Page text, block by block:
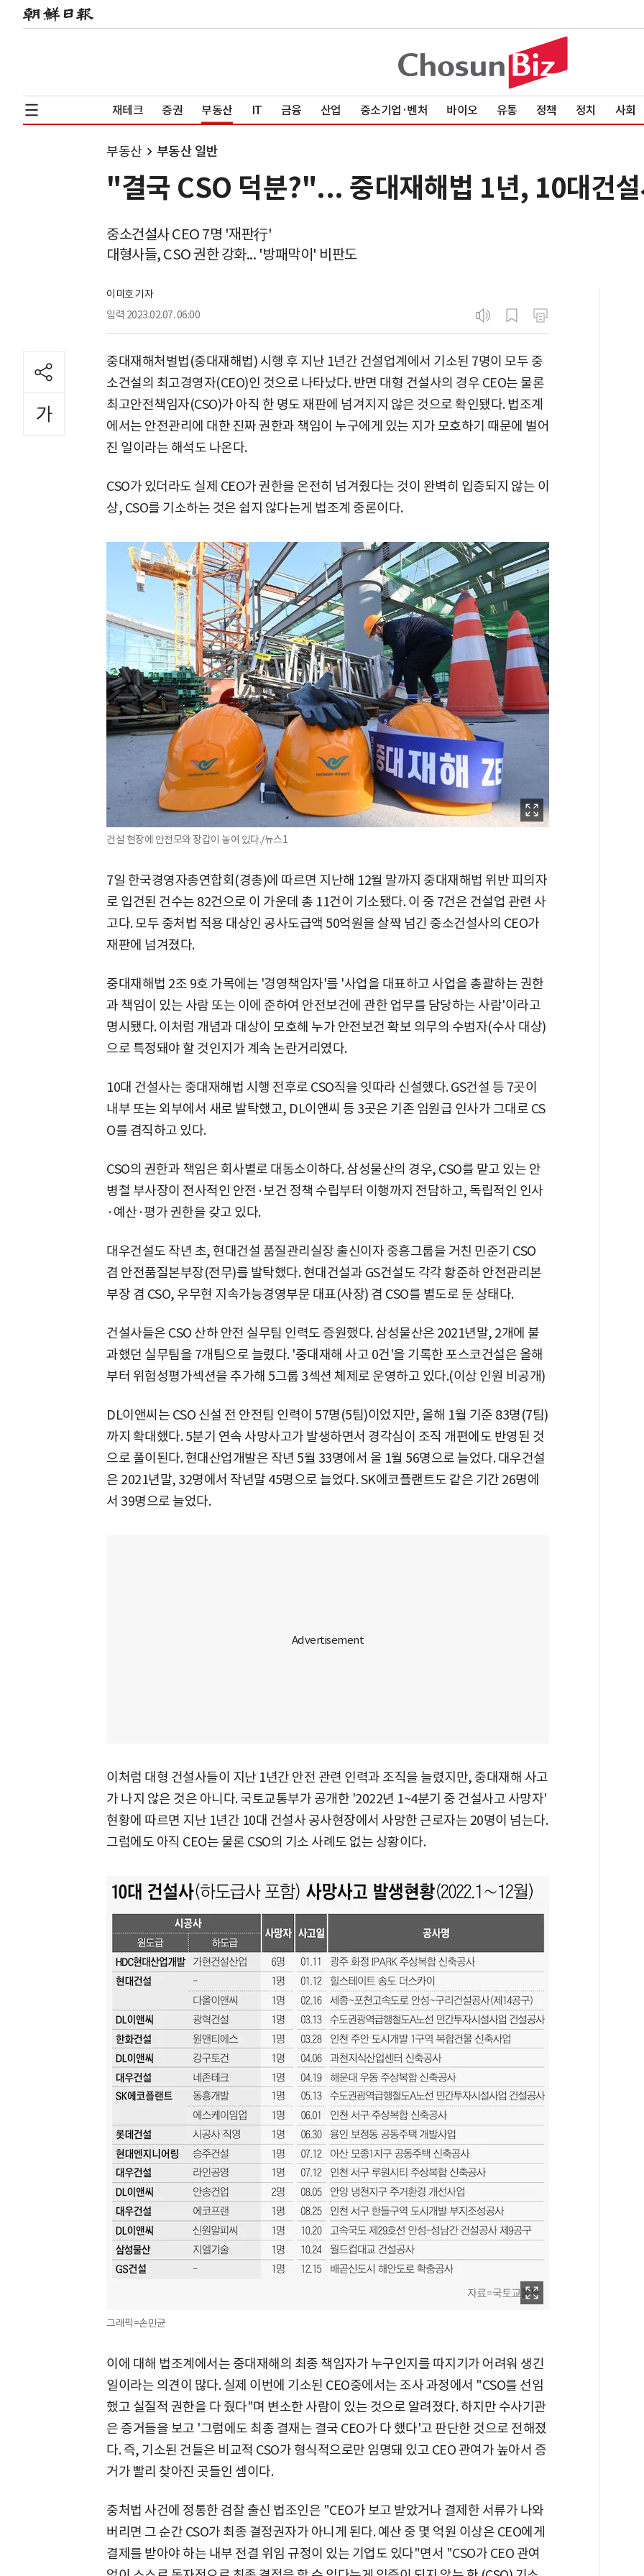
재테크 증권 부동산 IT 금융 산업 중소기업·벤처 바이오 유통 정책 정치 사회
부동산 부동산 일반
"결국 CSO 덕분?"... 중대재해법 1년, 10대건
중소건설사 CEO 7명 '재판行'
대형사들, CSO 권한 강화... '방패막이' 비판도
이미호 기자
입력 2023.02.07. 06:00
중대재해처벌법(중대재해법) 시행 후 지난 1년간 건설업계에서 기소된 7명이 모두 중
소건설의 최고경영자(CEO)인 것으로 나타났다. 반면 대형 건설사의 경우 CEO는 물론
최고안전책임자(CSO)가 아직 한 명도 재판에 넘겨지지 않은 것으로 확인됐다. 법조계
에서는 안전관리에 대한 진짜 권한과 책임이 누구에게 있는 지가 모호하기 때문에 벌어
진 일이라는 해석도 나온다.
CSO가 있더라도 실제 CEO가 권한을 온전히 넘겨줬다는 것이 완벽히 입증되지 않는 이
상, CSO를 기소하는 것은 쉽지 않다는게 법조계 중론이다.
건설 현장에 안전모와 장갑이 놓여 있다./뉴스1
7일 한국경영자총연합회(경총)에 따르면 지난해 12월 말까지 중대재해법 위반 피의자
로 입건된 건수는 82건으로 이 가운데 총 11건이 기소됐다. 이 중 7건은 건설업 관련 사
고다. 모두 중처법 적용 대상인 공사도급액 50억원을 살짝 넘긴 중소건설사의 CEO가
재판에 넘겨졌다.
중대재해법 2조 9호 가목에는 '경영책임자'를 '사업을 대표하고 사업을 총괄하는 권한
과 책임이 있는 사람 또는 이에 준하여 안전보건에 관한 업무를 담당하는 사람'이라고
명시됐다. 이처럼 개념과 대상이 모호해 누가 안전보건 확보 의무의 수범자(수사 대상)
으로 특정돼야 할 것인지가 계속 논란거리였다.
10대 건설사는 중대재해법 시행 전후로 CSO직을 잇따라 신설했다. GS건설 등 7곳이
내부 또는 외부에서 새로 발탁했고, DL이앤씨 등 3곳은 기존 임원급 인사가 그대로 CS
O를 겸직하고 있다.
CSO의 권한과 책임은 회사별로 대동소이하다. 삼성물산의 경우, CSO를 맡고 있는 안
병철 부사장이 전사적인 안전·보건 정책 수립부터 이행까지 전담하고, 독립적인 인사
·예산·평가 권한을 갖고 있다.
대우건설도 작년 초, 현대건설 품질관리실장 출신이자 중흥그룹을 거친 민준기 CSO
겸 안전품질본부장(전무)를 발탁했다. 현대건설과 GS건설도 각각 황준하 안전관리본
부장 겸 CSO, 우무현 지속가능경영부문 대표(사장) 겸 CSO를 별도로 둔 상태다.
건설사들은 CSO 산하 안전 실무팀 인력도 증원했다. 삼성물산은 2021년말, 2개에 불
과했던 실무팀을 7개팀으로 늘렸다. '중대재해 사고 0건'을 기록한 포스코건설은 올해
부터 위험성평가섹션을 추가해 5그룹 3섹션 체제로 운영하고 있다.(이상 인원 비공개)
DL이앤씨는 CSO 신설 전 안전팀 인력이 57명(5팀)이었지만, 올해 1월 기준 83명(7팀)
까지 확대했다. 5분기 연속 사망사고가 발생하면서 경각심이 조직 개편에도 반영된 것
으로 풀이된다. 현대산업개발은 작년 5월 33명에서 올 1월 56명으로 늘었다. 대우건설
은 2021년말, 32명에서 작년말 45명으로 늘었다. SK에코플랜트도 같은 기간 26명에
서 39명으로 늘었다.
이처럼 대형 건설사들이 지난 1년간 안전 관련 인력과 조직을 늘렸지만, 중대재해 사고
가 나지 않은 것은 아니다. 국토교통부가 공개한 '2022년 1~4분기 중 건설사고 사망자'
현황에 따르면 지난 1년간 10대 건설사 공사현장에서 사망한 근로자는 20명이 넘는다.
그럼에도 아직 CEO는 물론 CSO의 기소 사례도 없는 상황이다.
그래픽=손민균
이에 대해 법조계에서는 중대재해의 최종 책임자가 누구인지를 따지기가 어려워 생긴
일이라는 의견이 많다. 실제 이번에 기소된 CEO중에서는 조사 과정에서 "CSO를 선임
했고 실질적 권한을 다 줬다"며 변소한 사람이 있는 것으로 알려졌다. 하지만 수사기관
은 증거들을 보고 '그럼에도 최종 결재는 결국 CEO가 다 했다'고 판단한 것으로 전해졌
다. 즉, 기소된 건들은 비교적 CSO가 형식적으로만 임명돼 있고 CEO 관여가 높아서 증
거가 빨리 찾아진 곳들인 셈이다.
중처법 사건에 정통한 검찰 출신 법조인은 "CEO가 보고 받았거나 결제한 서류가 나와
버리면 그 순간 CSO가 최종 결정권자가 아니게 된다. 예산 중 몇 억원 이상은 CEO에게
결제를 받아야 하는 내부 전결 위임 규정이 있는 기업도 있다"면서 "CSO가 CEO 관여